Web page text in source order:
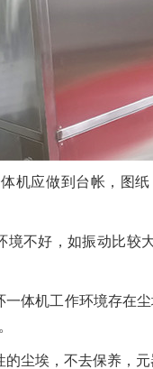
机应做到台帐，图
境不好，如振动比较
一体机工作环境存在
尘埃，不去保养，